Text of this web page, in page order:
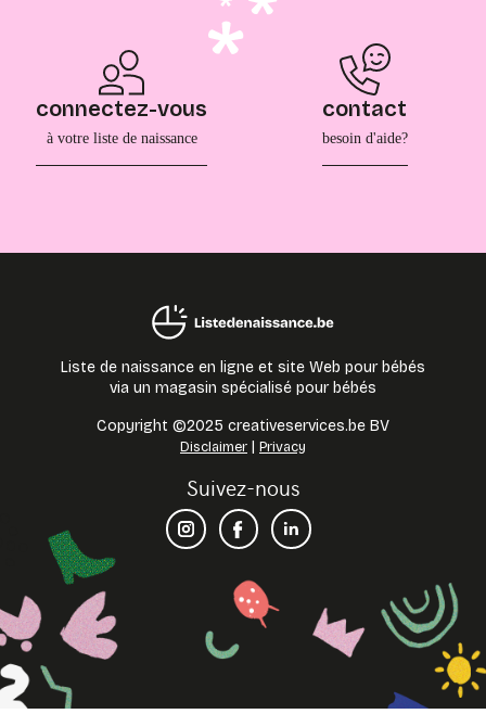
connectez-vous
à votre liste de naissance
contact
besoin d'aide?
Liste de naissance en ligne et site Web pour bébés
via un magasin spécialisé pour bébés
Copyright ©2025 creativeservices.be BV
Disclaimer | Privacy
Suivez-nous